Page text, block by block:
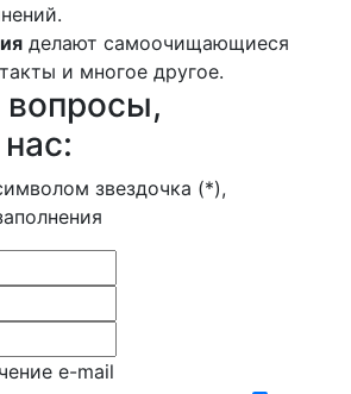
делают самоочищающиеся
и многое другое.
звездочка (*),
e-mail